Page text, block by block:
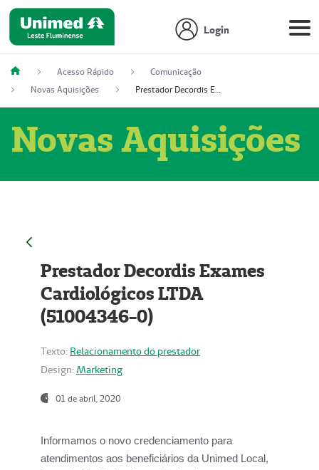
Login
Acesso Rápido
Comunicação
Novas Aquisições
Prestador Decordis Exames Cardiológicos LTDA (51004346-0)
Novas Aquisições
Prestador Decordis Exames
Cardiológicos LTDA
(51004346-0)
Texto: Relacionamento do prestador
Design: Marketing
01 de abril, 2020
Informamos o novo credenciamento para
atendimentos aos beneficiários da Unimed Local,